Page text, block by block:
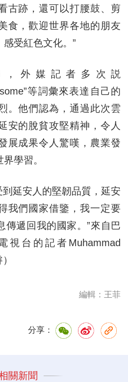
古跡，還可以打腰鼓、剪
食，歡迎世界各地的朋友
受紅色文化。”
媒記者多次説
等詞彙來表達自己的
。他們認為，通過此次雲
安的脫貧攻堅精神，令人
展成果令人驚嘆，農業發
學習。
延安人的堅韌品質，延安
我們國家借鑒，我一定要
傳遞回我的國家。”來自巴
視台的記者Muhammad
編輯：王菲
分享：
關新聞